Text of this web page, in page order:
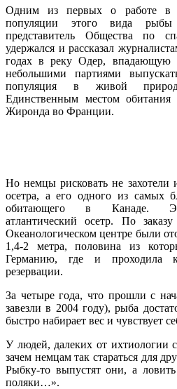
Одним из первых о работе в
популяции этого вида
представитель Общества по
удержался и рассказал
годах в реку Одер, впадающую
небольшими партиями
популяция в живой
Единственным местом обитания
Жиронда во Франции.
Но немцы рисковать не захотели
осетра, а его одного из самых
обитающего в Канаде. Это
атлантический осетр. По
Океанологическом центре были
1,4-2 метра, половина из
Германию, где и проходила
резервации.
За четыре года, что прошли с
завезли в 2004 году), рыба
быстро набирает вес и чувствует
У людей, далеких от ихтиологии
зачем немцам так стараться для
Рыбку-то выпустят они, а
поляки…».